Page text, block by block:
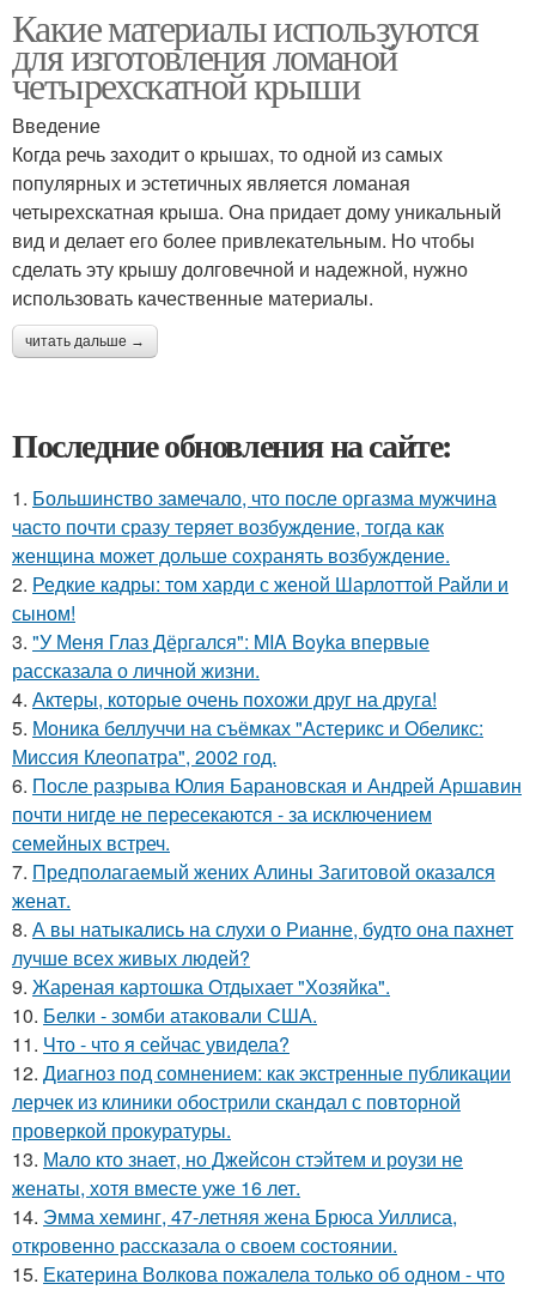
Какие материалы используются
для изготовления ломаной
четырехскатной крыши
Введение
Когда речь заходит о крышах, то одной из самых
популярных и эстетичных является ломаная
четырехскатная крыша. Она придает дому уникальный
вид и делает его более привлекательным. Но чтобы
сделать эту крышу долговечной и надежной, нужно
использовать качественные материалы.
читать дальше →
Последние обновления на сайте:
1. Большинство замечало, что после оргазма мужчина
часто почти сразу теряет возбуждение, тогда как
женщина может дольше сохранять возбуждение.
2. Редкие кадры: том харди с женой Шарлоттой Райли и
сыном!
3. "У Меня Глаз Дёргался": MIA Boyka впервые
рассказала о личной жизни.
4. Актеры, которые очень похожи друг на друга!
5. Моника беллуччи на съёмках "Астерикс и Обеликс:
Миссия Клеопатра", 2002 год.
6. После разрыва Юлия Барановская и Андрей Аршавин
почти нигде не пересекаются - за исключением
семейных встреч.
7. Предполагаемый жених Алины Загитовой оказался
женат.
8. А вы натыкались на слухи о Рианне, будто она пахнет
лучше всех живых людей?
9. Жареная картошка Отдыхает "Хозяйка".
10. Белки - зомби атаковали США.
11. Что - что я сейчас увидела?
12. Диагноз под сомнением: как экстренные публикации
лерчек из клиники обострили скандал с повторной
проверкой прокуратуры.
13. Мало кто знает, но Джейсон стэйтем и роузи не
женаты, хотя вместе уже 16 лет.
14. Эмма хеминг, 47-летняя жена Брюса Уиллиса,
откровенно рассказала о своем состоянии.
15. Екатерина Волкова пожалела только об одном - что